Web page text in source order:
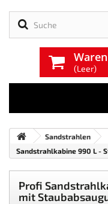
(Leer)
Sandstrahlen
Sandstrahlkabine 990 L -
Profi
mit